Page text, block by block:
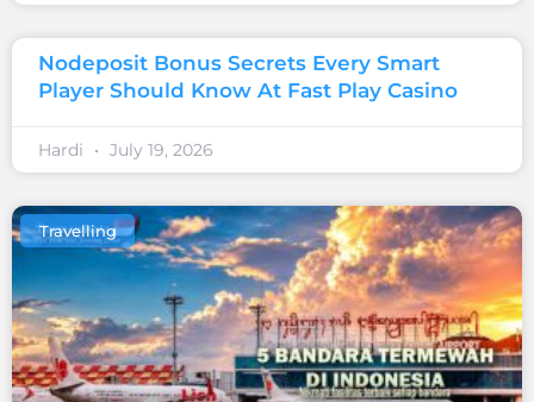
Nodeposit Bonus Secrets Every Smart
Player Should Know At Fast Play Casino
Hardi July 19, 2026
Travelling